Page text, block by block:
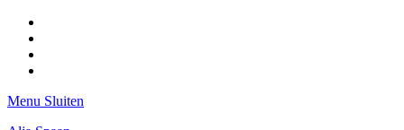
Menu Sluiten